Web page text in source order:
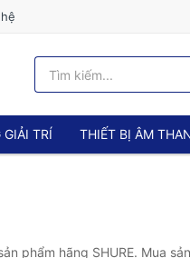
GIẢI TRÍ THIẾT BỊ ÂM
phẩm hãng SHURE. Mua